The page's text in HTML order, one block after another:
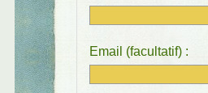
Email (facultatif) :